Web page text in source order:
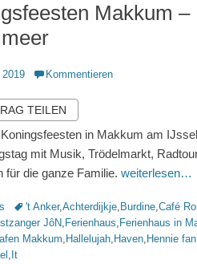
Makkum –
Kommentieren
TEILEN
in Makkum am
mit Musik, Trödelmarkt,
für die ganze Familie. weiterlesen…
Schlagworte
't Anker,Achterdijkje, Burdine,Café
JôN, Ferienhaus, Ferienhaus in
Makkum, Hallelujah, Haven, Hennie
, It